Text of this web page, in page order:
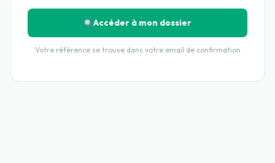
Accéder à mon dossier
Votre référence se trouve dans votre email de confirmation